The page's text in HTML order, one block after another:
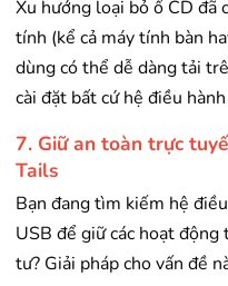
Xu hướng loại bỏ ổ CD
tính (kể cả máy tính bàn
dùng có thể dễ dàng tải
cài đặt bất cứ hệ điều
7. Giữ an toàn trực
Tails
Bạn đang tìm kiếm hệ
USB để giữ các hoạt
tư? Giải pháp cho vấn đề